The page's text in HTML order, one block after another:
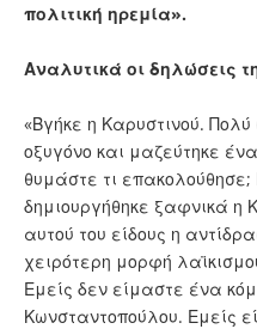
πολιτική ηρεμία».
Αναλυτικά οι δηλώσεις
«Βγήκε η Καρυστινού.
οξυγόνο και μαζεύτηκε
θυμάστε τι
δημιουργήθηκε ξαφνικά
αυτού του είδους η
χειρότερη μορφή
Εμείς δεν είμαστε ένα
Κωνσταντοπούλου. Εμείς